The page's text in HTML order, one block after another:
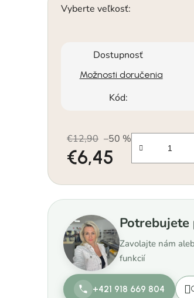
Vyberte veľkosť:
Dostupnosť
Možnosti doručenia
Kód:
€12,90 –50 %
€6,45
Potrebujete
Zavolajte nám
funkcií
+421 918 669 804